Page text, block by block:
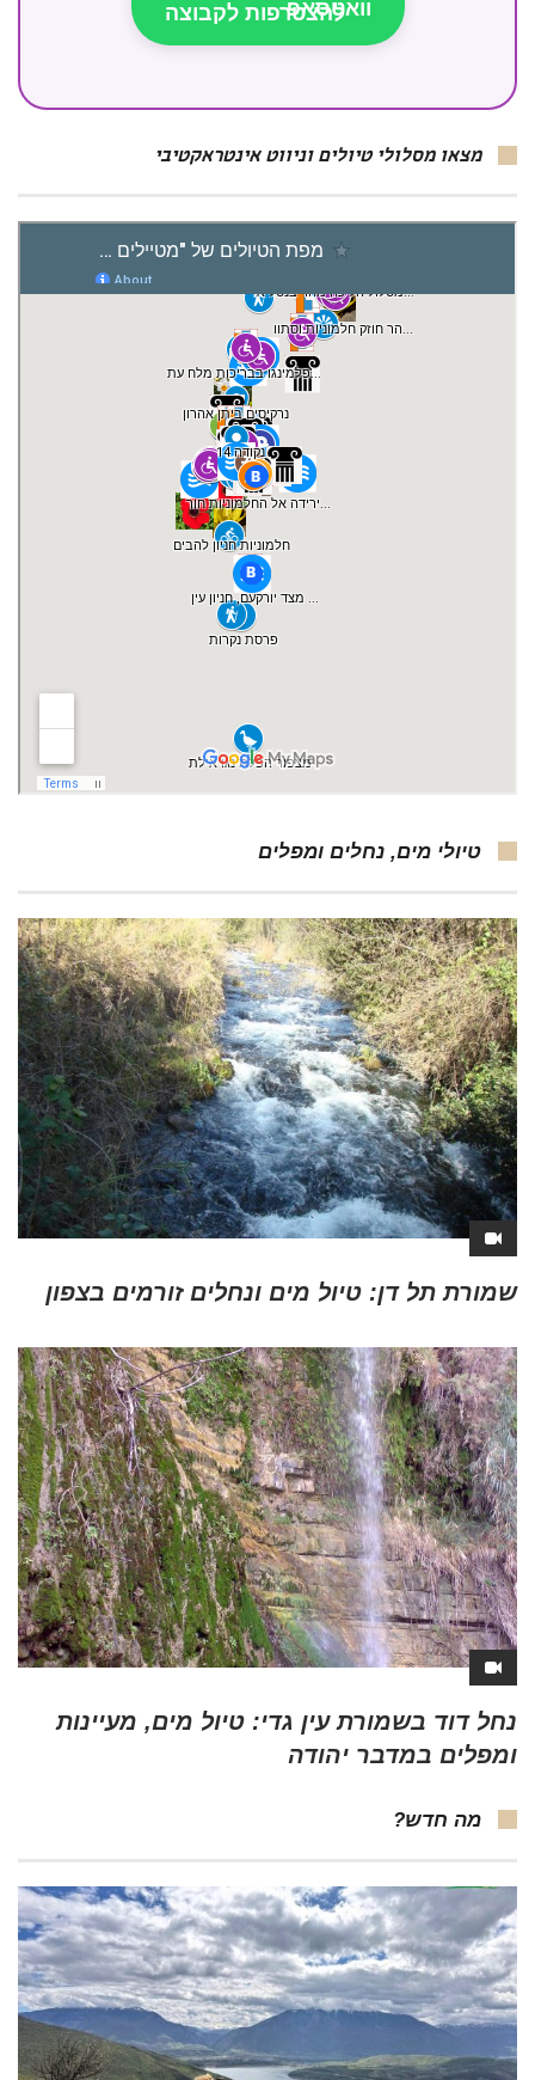
להצטרפות לקבוצה
מצאו מסלולי טיולים וניווט אינטראקטיבי
טיולי מים, נחלים ומפלים
שמורת תל דן: טיול מים ונחלים זורמים בצפון
נחל דוד בשמורת עין גדי: טיול מים, מעיינות
ומפלים במדבר יהודה
מה חדש?